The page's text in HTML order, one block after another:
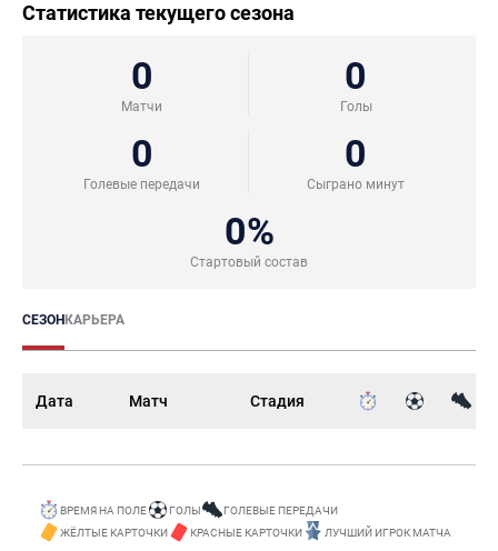
Статистика текущего сезона
0
Матчи
0
Голы
0
Голевые передачи
0
Сыграно минут
0%
Стартовый состав
СЕЗОНКАРЬЕРА
Дата Матч Стадия
ВРЕМЯ НА ПОЛЕ ГОЛЫ
ГОЛЕВЫЕ ПЕРЕДАЧИ
ЖЁЛТЫЕ КАРТОЧКИ
КРАСНЫЕ КАРТОЧКИ ЛУЧШИЙ ИГРОК МАТЧА